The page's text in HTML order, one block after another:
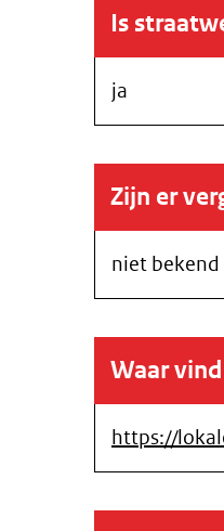
Is
ja
Zijn er
niet bekend
Waar
https://